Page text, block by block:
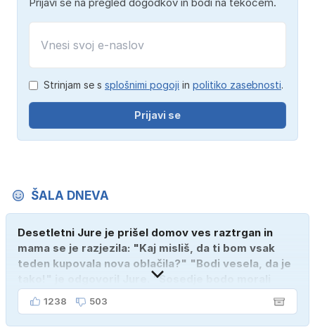
Prijavi se na pregled dogodkov in bodi na tekočem.
Strinjam se s splošnimi pogoji in politiko zasebnosti.
Prijavi se
ŠALA DNEVA
Desetletni Jure je prišel domov ves raztrgan in
mama se je razjezila: "Kaj misliš, da ti bom vsak
teden kupovala nova oblačila?" "Bodi vesela, da je
tako!" je odgovoril Jure. "Sosedje bodo morali
kupiti novega sina, tako sem ga prebutal!"
1238 503